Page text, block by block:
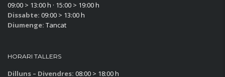
09:00 > 13:00 h · 15:00 > 19:00 h
Dissabte: 09:00 > 13:00 h
Diumenge: Tancat
HORARI TALLERS
Dilluns – Divendres: 08:00 > 18:00 h